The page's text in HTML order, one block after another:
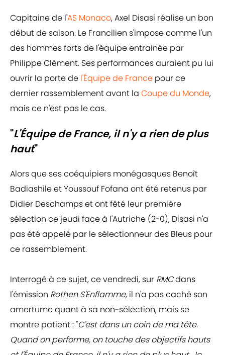
Capitaine de l'AS Monaco, Axel Disasi réalise un bon
début de saison. Le Francilien s'impose comme l'un
des hommes forts de l'équipe entrainée par
Philippe Clément. Ses performances auraient pu lui
ouvrir la porte de l'Équipe de France pour ce
dernier rassemblement avant la Coupe du Monde,
mais ce n'est pas le cas.
"L'Équipe de France, il n'y a rien de plus
haut"
Alors que ses coéquipiers monégasques Benoît
Badiashile et Youssouf Fofana ont été retenus par
Didier Deschamps et ont fêté leur première
sélection ce jeudi face à l'Autriche (2-0), Disasi n'a
pas été appelé par le sélectionneur des Bleus pour
ce rassemblement.
Interrogé à ce sujet, ce vendredi, sur RMCdans
l'émission Rothen S'Enflamme, il n'a pas caché son
amertume quant à sa non-sélection, mais se
montre patient : "C'est dans un coin de ma tête.
Quand on performe, on touche des objectifs hauts